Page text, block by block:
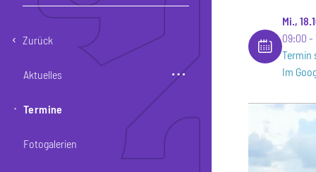
Zurück
Aktuelles
Termine
Fotogalerien
Mi.,
09:00
Termin
Im